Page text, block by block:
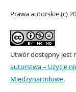
Prawa autorskie (c)
Utwór dostępny jest
autorstwa – Użycie
Międzynarodowe.